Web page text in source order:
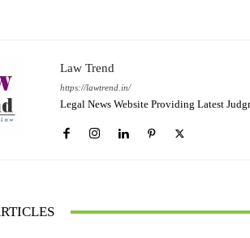
Law Trend
https://lawtrend.in/
Legal News Website Providing Latest